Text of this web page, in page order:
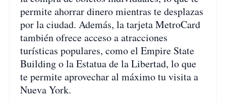
permite ahorrar dinero mientras te desplazas
por la ciudad. Además, la tarjeta MetroCard
también ofrece acceso a atracciones
turísticas populares, como el Empire State
Building o la Estatua de la Libertad, lo que
te permite aprovechar al máximo tu visita a
Nueva York.